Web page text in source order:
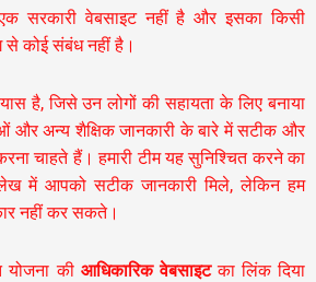
सरकारी वेबसाइट नहीं है और इसका किसी
से कोई संबंध नहीं है।
है, जिसे उन लोगों की सहायता के लिए बनाया
और अन्य शैक्षिक जानकारी के बारे में सटीक और
चाहते हैं। हमारी टीम यह सुनिश्चित करने का
में आपको सटीक जानकारी मिले, लेकिन हम
नहीं कर सकते।
योजना की आधिकारिक वेबसाइटका लिंक दिया